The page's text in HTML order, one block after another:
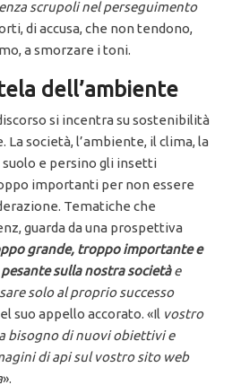
scrupoli nel perseguimento
di accusa, che non tendono,
a smorzare i toni.
dell’ambiente
si incentra su sostenibilità
La società, l’ambiente, il clima, la
suolo e persino gli insetti
importanti per non essere
Tematiche che
guarda da una prospettiva
grande, troppo importante e
sulla nostra societàe
solo al proprio successo
suo appello accorato. «Il vostro
bisogno di nuovi obiettivi e
di api sul vostro sito web
».